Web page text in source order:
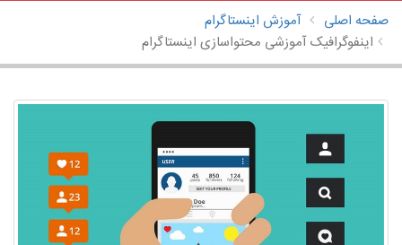
صفحه اصلی
آموزش اینستاگرام
اینفوگرافیک آموزشی محتواسازی اینستاگرام